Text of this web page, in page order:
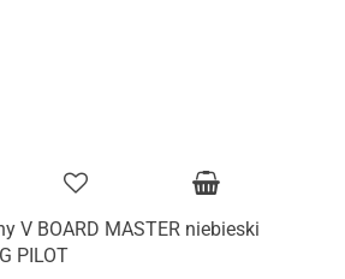
V BOARD MASTER niebieski
PILOT